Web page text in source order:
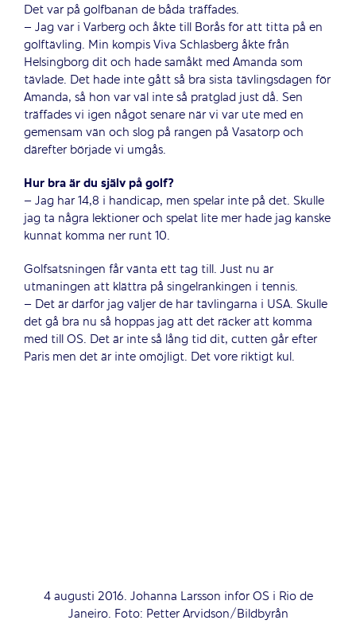
Det var på golfbanan de båda träffades.
– Jag var i Varberg och åkte till Borås för att titta på en
golftävling. Min kompis Viva Schlasberg åkte från
Helsingborg dit och hade samåkt med Amanda som
tävlade. Det hade inte gått så bra sista tävlingsdagen för
Amanda, så hon var väl inte så pratglad just då. Sen
träffades vi igen något senare när vi var ute med en
gemensam vän och slog på rangen på Vasatorp och
därefter började vi umgås.
Hur bra är du själv på golf?
– Jag har 14,8 i handicap, men spelar inte på det. Skulle
jag ta några lektioner och spelat lite mer hade jag kanske
kunnat komma ner runt 10.
Golfsatsningen får vänta ett tag till. Just nu är
utmaningen att klättra på singelrankingen i tennis.
– Det är därför jag väljer de här tävlingarna i USA. Skulle
det gå bra nu så hoppas jag att det räcker att komma
med till OS. Det är inte så lång tid dit, cutten går efter
Paris men det är inte omöjligt. Det vore riktigt kul.
4 augusti 2016. Johanna Larsson inför OS i Rio de
Janeiro. Foto: Petter Arvidson/Bildbyrån